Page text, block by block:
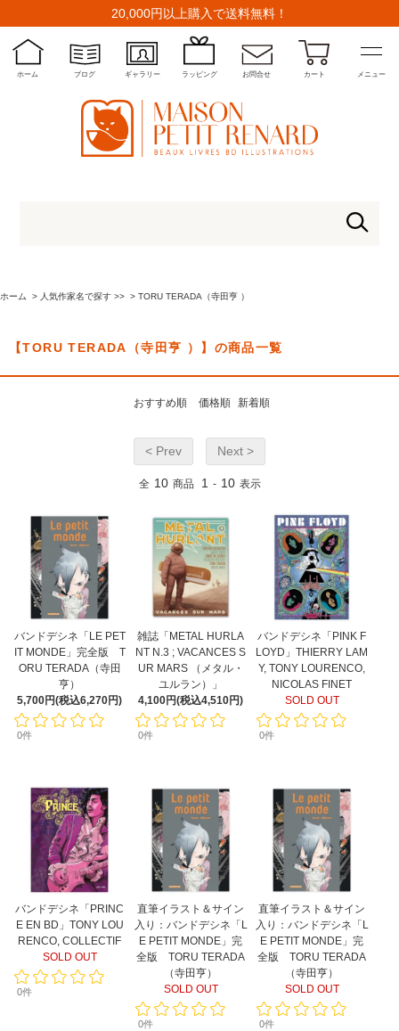
20,000円以上購入で送料無料！
ホーム ブログ ギャラリー ラッピング お問合せ カート メニュー
ホーム > 人気作家名で探す >> > TORU TERADA（寺田亨 ）
【TORU TERADA（寺田亨 ）】の商品一覧
おすすめ順 価格順 新着順
< Prev Next >
全 10 商品 1 - 10 表示
バンドデシネ「LE PET
IT MONDE」完全版 T
ORU TERADA（寺田
亨）
5,700円(税込6,270円)
0件
雑誌「METAL HURLA
NT N.3 ; VACANCES S
UR MARS （メタル・
ユルラン）」
4,100円(税込4,510円)
0件
バンドデシネ「PINK F
LOYD」THIERRY LAM
Y, TONY LOURENCO,
NICOLAS FINET
SOLD OUT
0件
バンドデシネ「PRINC
E EN BD」TONY LOU
RENCO, COLLECTIF
SOLD OUT
0件
直筆イラスト＆サイン
入り：バンドデシネ「L
E PETIT MONDE」完
全版 TORU TERADA
（寺田亨）
SOLD OUT
0件
直筆イラスト＆サイン
入り：バンドデシネ「L
E PETIT MONDE」完
全版 TORU TERADA
（寺田亨）
SOLD OUT
0件